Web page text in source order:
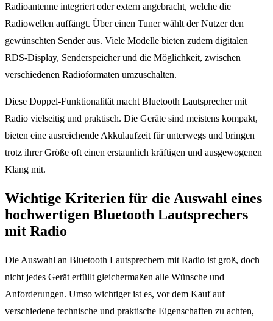
Radioantenne integriert oder extern angebracht, welche die
Radiowellen auffängt. Über einen Tuner wählt der Nutzer den
gewünschten Sender aus. Viele Modelle bieten zudem digitalen
RDS-Display, Senderspeicher und die Möglichkeit, zwischen
verschiedenen Radioformaten umzuschalten.
Diese Doppel-Funktionalität macht Bluetooth Lautsprecher mit
Radio vielseitig und praktisch. Die Geräte sind meistens kompakt,
bieten eine ausreichende Akkulaufzeit für unterwegs und bringen
trotz ihrer Größe oft einen erstaunlich kräftigen und ausgewogenen
Klang mit.
Wichtige Kriterien für die Auswahl eines
hochwertigen Bluetooth Lautsprechers
mit Radio
Die Auswahl an Bluetooth Lautsprechern mit Radio ist groß, doch
nicht jedes Gerät erfüllt gleichermaßen alle Wünsche und
Anforderungen. Umso wichtiger ist es, vor dem Kauf auf
verschiedene technische und praktische Eigenschaften zu achten,